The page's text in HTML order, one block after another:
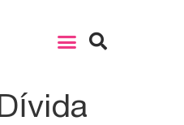
Dívida